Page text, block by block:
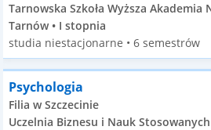
Tarnowska Szkoła Wyższa Akademia
Tarnów • I stopnia
studia niestacjonarne • 6 semestrów
Psychologia
Filia w Szczecinie
Uczelnia Biznesu i Nauk Stosowanych